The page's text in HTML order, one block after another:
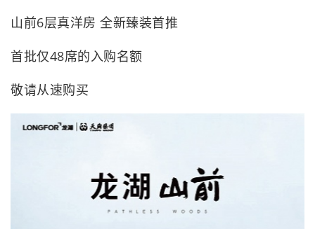
山前6层真洋房 全新臻装首推
首批仅48席的入购名额
敬请从速购买